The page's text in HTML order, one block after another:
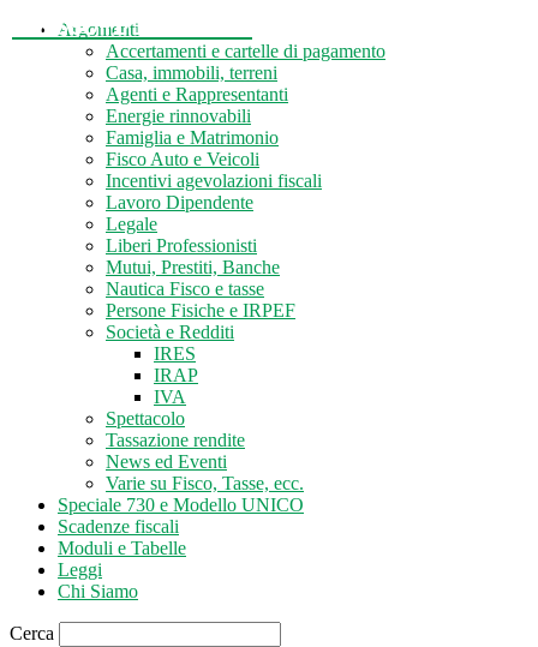
Argomenti
Accertamenti e cartelle di pagamento
Casa, immobili, terreni
Agenti e Rappresentanti
Energie rinnovabili
Famiglia e Matrimonio
Fisco Auto e Veicoli
Incentivi agevolazioni fiscali
Lavoro Dipendente
Legale
Liberi Professionisti
Mutui, Prestiti, Banche
Nautica Fisco e tasse
Persone Fisiche e IRPEF
Società e Redditi
IRES
IRAP
IVA
Spettacolo
Tassazione rendite
News ed Eventi
Varie su Fisco, Tasse, ecc.
Speciale 730 e Modello UNICO
Scadenze fiscali
Moduli e Tabelle
Leggi
Chi Siamo
Cerca
Tasse-Fisco.com